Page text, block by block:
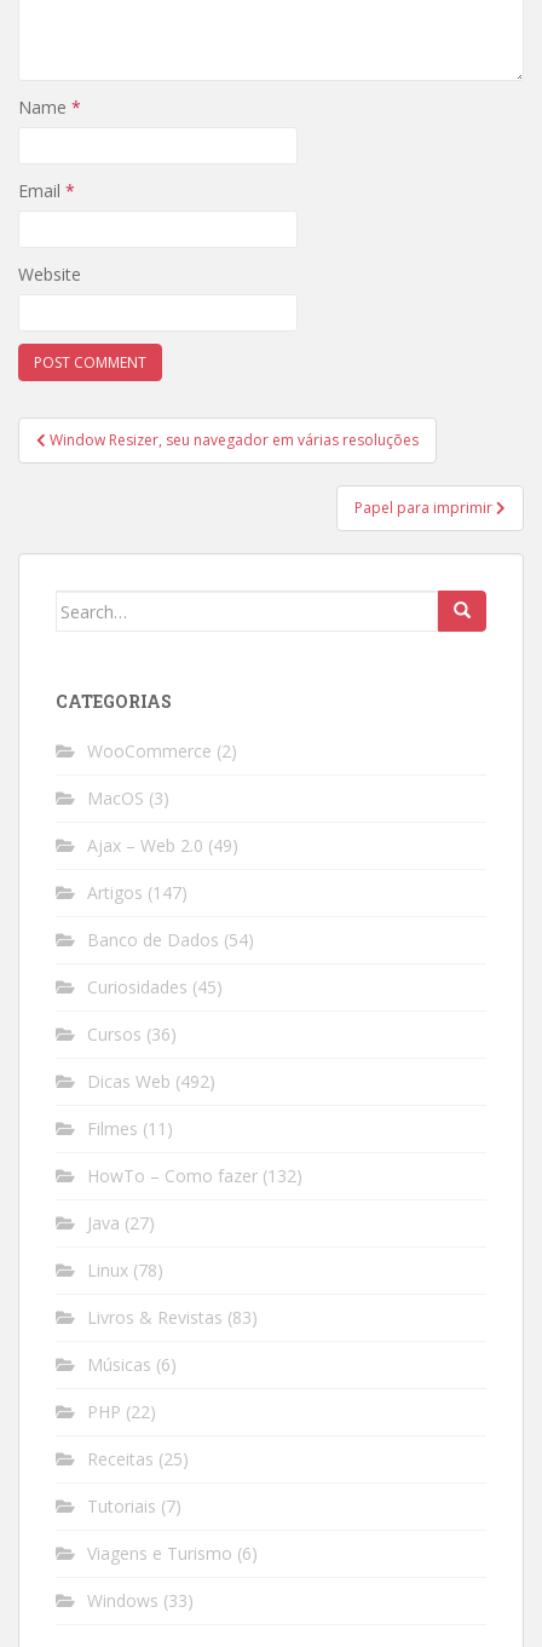
Name *
Email *
Website
Post
navigation
Window Resizer, seu navegador em várias resoluções
Papel para imprimir
Search
CATEGORIAS
WooCommerce (2)
MacOS (3)
Ajax – Web 2.0 (49)
Artigos (147)
Banco de Dados (54)
Curiosidades (45)
Cursos (36)
Dicas Web (492)
Filmes (11)
HowTo – Como fazer (132)
Java (27)
Linux (78)
Livros & Revistas (83)
Músicas (6)
PHP (22)
Receitas (25)
Tutoriais (7)
Viagens e Turismo (6)
Windows (33)